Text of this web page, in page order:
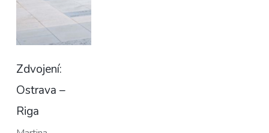
Zdvojení:
Ostrava –
Riga